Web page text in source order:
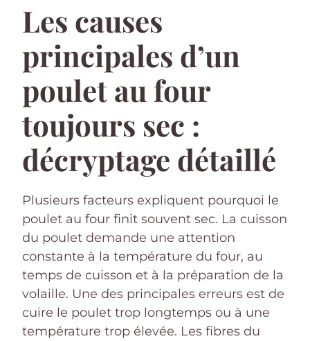
Les causes
principales d’un
poulet au four
toujours sec :
décryptage détaillé
Plusieurs facteurs expliquent pourquoi le
poulet au four finit souvent sec. La cuisson
du poulet demande une attention
constante à la température du four, au
temps de cuisson et à la préparation de la
volaille. Une des principales erreurs est de
cuire le poulet trop longtemps ou à une
température trop élevée. Les fibres du